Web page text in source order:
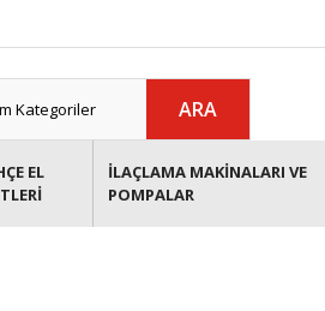
ARA
EL
İLAÇLAMA MAKİNALARI VE
POMPALAR